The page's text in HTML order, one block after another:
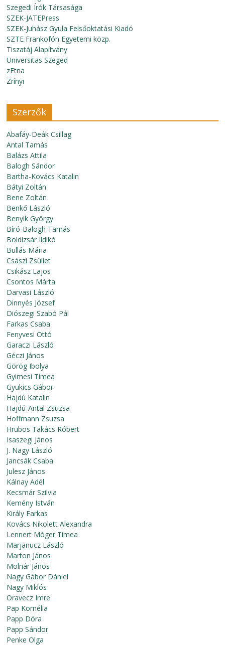
Szegedi Írók Társasága
SZEK-JATEPress
SZEK-Juhász Gyula Felsőoktatási Kiadó
SZTE Frankofón Egyetemi közp.
Tiszatáj Alapítvány
Universitas Szeged
zEtna
Zrínyi
Szerzők
Abafáy-Deák Csillag
Antal Tamás
Balázs Attila
Balogh Sándor
Bartha-Kovács Katalin
Bátyi Zoltán
Bene Zoltán
Benkő László
Benyik György
Bíró-Balogh Tamás
Boldizsár Ildikó
Bullás Mária
Császi Zsüliet
Csikász Lajos
Csontos Márta
Darvasi László
Dinnyés József
Diószegi Szabó Pál
Farkas Csaba
Fenyvesi Ottó
Garaczi László
Géczi János
Görög Ibolya
Gyimesi Tímea
Gyukics Gábor
Hajdú Katalin
Hajdú-Antal Zsuzsa
Hoffmann Zsuzsa
Hrubos Takács Róbert
Isaszegi János
J. Nagy László
Jancsák Csaba
Julesz János
Kálnay Adél
Kecsmár Szilvia
Kemény István
Király Farkas
Kovács Nikolett Alexandra
Lennert Móger Tímea
Marjanucz László
Marton János
Molnár János
Nagy Gábor Dániel
Nagy Miklós
Oravecz Imre
Pap Kornélia
Papp Dóra
Papp Sándor
Penke Olga